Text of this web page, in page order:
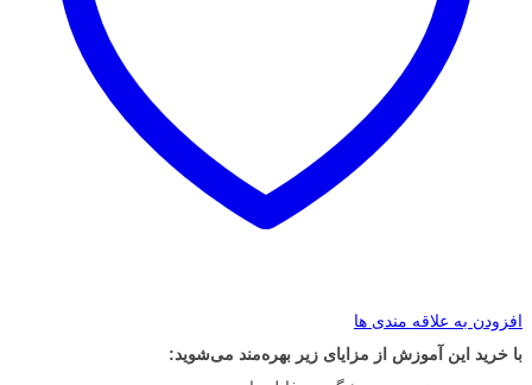
افزودن به علاقه مندی ها
با خرید این آموزش از مزایای زیر بهره‌مند می‌شوید: